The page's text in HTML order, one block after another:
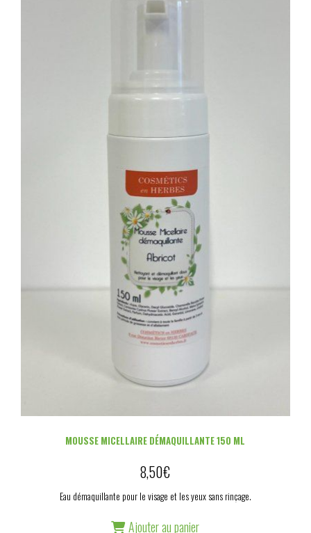
MOUSSE MICELLAIRE DÉMAQUILLANTE 150 ML
8,50€
Eau démaquillante pour le visage et les yeux sans rinçage.
Ajouter au panier